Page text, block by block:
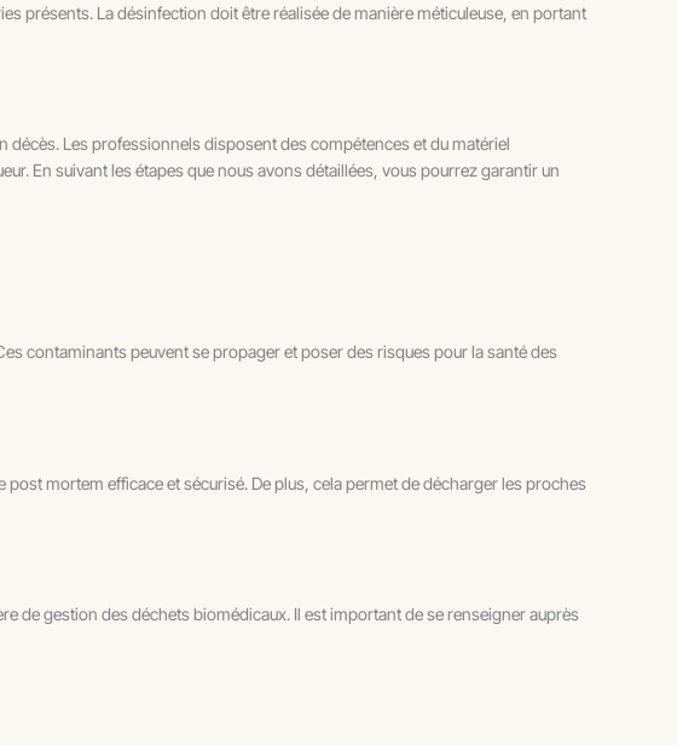
présents. La désinfection doit être réalisée de manière méticuleuse, en portant
Les professionnels disposent des compétences et du matériel
En suivant les étapes que nous avons détaillées, vous pourrez garantir un
contaminants peuvent se propager et poser des risques pour la santé des
mortem efficace et sécurisé. De plus, cela permet de décharger les proches
de gestion des déchets biomédicaux. Il est important de se renseigner auprès